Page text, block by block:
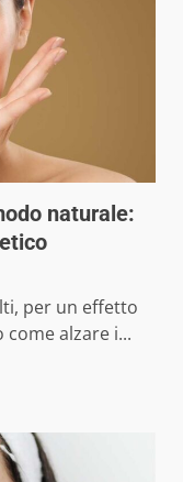
naturale:
per un effetto
alzare i...